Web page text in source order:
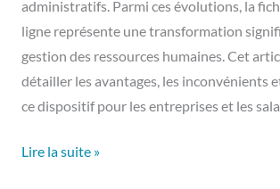
administratifs. Parmi ces évolutions, la
ligne représente une transformation
gestion des ressources humaines. Cet
détailler les avantages, les inconvénients
ce dispositif pour les entreprises et les
Lire la suite »